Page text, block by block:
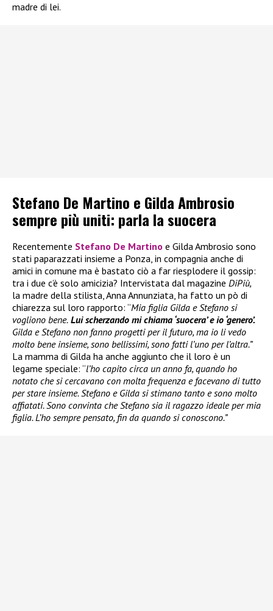
madre di lei.
Stefano De Martino e Gilda Ambrosio
sempre più uniti: parla la suocera
Recentemente Stefano De Martino e Gilda Ambrosio sono
stati paparazzati insieme a Ponza, in compagnia anche di
amici in comune ma è bastato ciò a far riesplodere il gossip:
tra i due c’è solo amicizia? Intervistata dal magazine DiPiù,
la madre della stilista, Anna Annunziata, ha fatto un pò di
chiarezza sul loro rapporto: “Mia figlia Gilda e Stefano si
vogliono bene. Lui scherzando mi chiama ‘suocera’ e io ‘genero’.
Gilda e Stefano non fanno progetti per il futuro, ma io li vedo
molto bene insieme, sono bellissimi, sono fatti l’uno per l’altra.”
La mamma di Gilda ha anche aggiunto che il loro è un
legame speciale: “l’ho capito circa un anno fa, quando ho
notato che si cercavano con molta frequenza e facevano di tutto
per stare insieme. Stefano e Gilda si stimano tanto e sono molto
affiatati. Sono convinta che Stefano sia il ragazzo ideale per mia
figlia. L’ho sempre pensato, fin da quando si conoscono.”